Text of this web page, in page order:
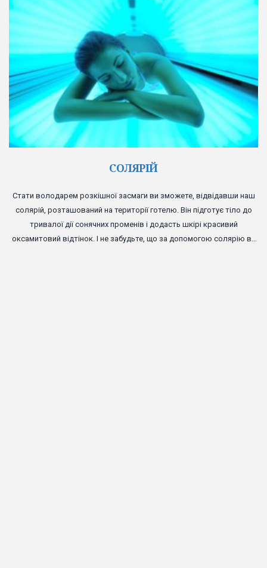
СОЛЯРІЙ
Стати володарем розкішної засмаги ви зможете, відвідавши наш
солярій, розташований на території готелю. Він підготує тіло до
тривалої дії сонячних променів і додасть шкірі красивий
оксамитовий відтінок. І не забудьте, що за допомогою солярію ви